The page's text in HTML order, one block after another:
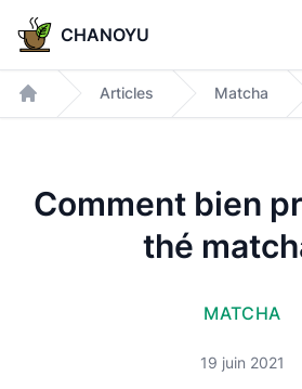
CHANOYU
Accueil
Articles Matcha
Comment bien
thé
MATCHA
19 juin 2021